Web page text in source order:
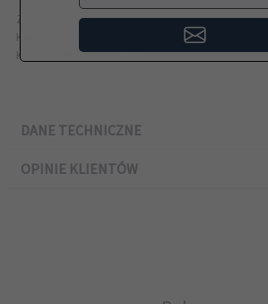
Zamiennik Kyocera przeznaczony do modeli:
Kyocera Mita Ecosys M6230cidn, Kyocera Mita
Kyocera Mita Ecosys P6230cdn
DANE TECHNICZNE
OPINIE KLIENTÓW